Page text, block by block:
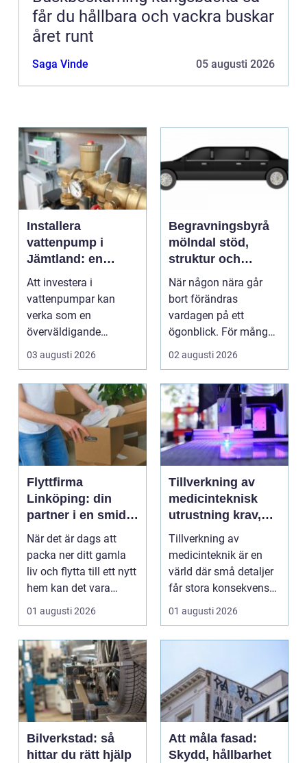
får du hållbara och vackra buskar
året runt
Saga Vinde 05 augusti 2026
Installera
vattenpump i
Jämtland: en
guide till hållbara
och effektiva
lösningar
Att investera i
vattenpumpar kan
verka som en
överväldigande
uppgift, speciellt om
man bor...
03 augusti 2026
Begravningsbyrå
mölndal stöd,
struktur och
omtanke i en svår
tid
När någon nära går
bort förändras
vardagen på ett
ögonblick. För många i
Mölndal blir första
frågan:...
02 augusti 2026
Flyttfirma
Linköping: din
partner i en smidig
flytt
När det är dags att
packa ner ditt gamla
liv och flytta till ett nytt
hem kan det vara
&ou...
01 augusti 2026
Tillverkning av
medicinteknisk
utrustning krav,
kvalitet och
precision
Tillverkning av
medicinteknik är en
värld där små detaljer
får stora konsekvenser.
En liten avvikels...
01 augusti 2026
Bilverkstad: så
hittar du rätt hjälp
Att måla fasad:
Skydd, hållbarhet